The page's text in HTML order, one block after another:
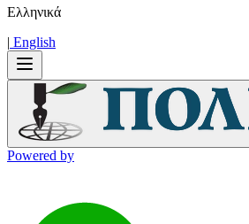
Ελληνικά
| Εnglish
Powered by